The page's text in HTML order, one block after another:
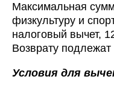
Максимальная
физкультуру и
налоговый вычет,
Возврату
Условия для